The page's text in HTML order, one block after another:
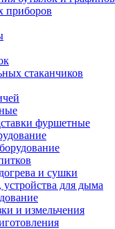
приборов
стаканчиков
фуршетные
и сушки
для дыма
и измельчения